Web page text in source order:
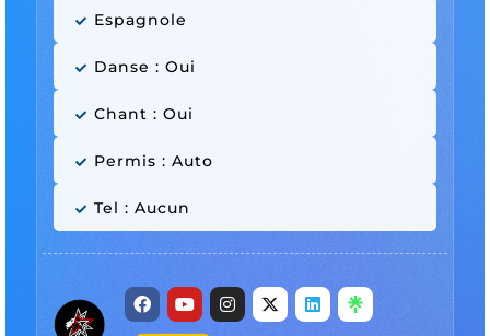
Espagnole
Danse : Oui
Chant : Oui
Permis : Auto
Tel : Aucun